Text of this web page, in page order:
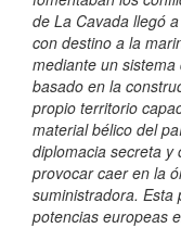
de La Cavada llegó
con destino a la
mediante un
basado en la
propio territorio
material bélico del
diplomacia secreta y
provocar caer en la
suministradora.
potencias europeas